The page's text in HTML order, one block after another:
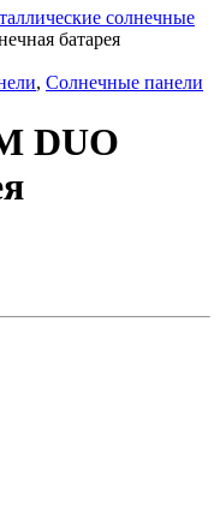
солнечные
батарея
, Солнечные панели
DUO